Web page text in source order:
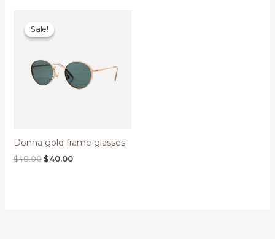
Sale!
Sale!
Donna gold frame glasses
$48.00 Original
$40.00Current